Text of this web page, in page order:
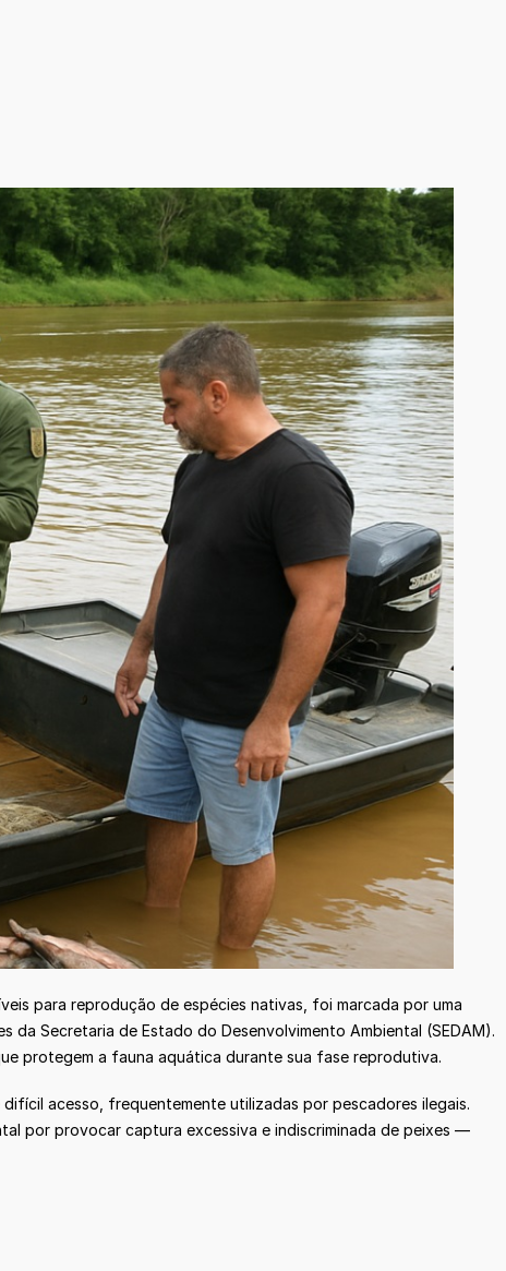
para reprodução de espécies nativas, foi marcada por uma
da Secretaria de Estado do Desenvolvimento Ambiental (SEDAM).
protegem a fauna aquática durante sua fase reprodutiva.
acesso, frequentemente utilizadas por pescadores ilegais.
por provocar captura excessiva e indiscriminada de peixes —